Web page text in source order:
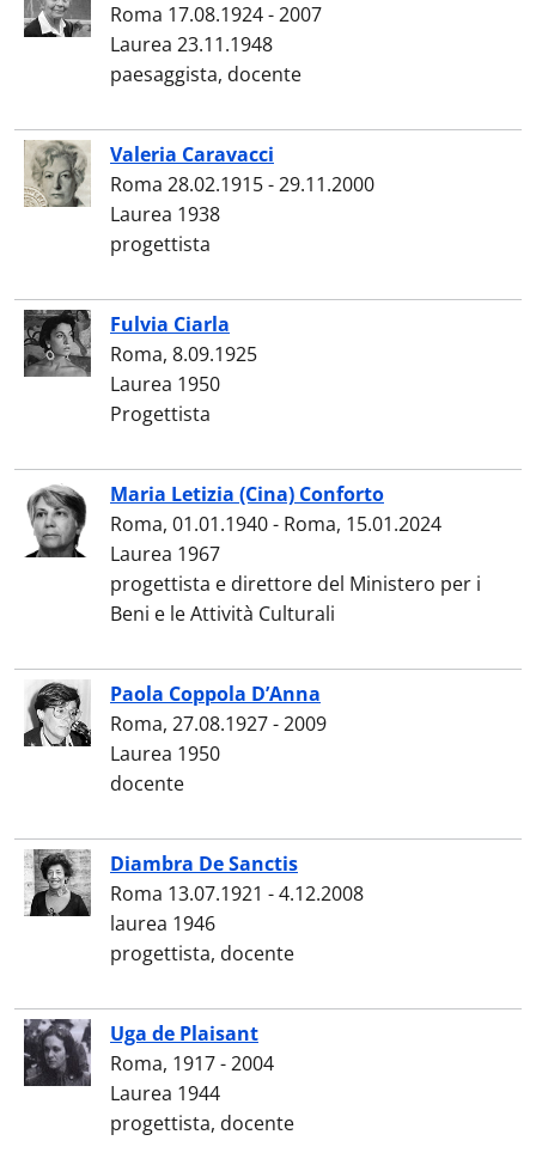
Roma 17.08.1924 - 2007
Laurea 23.11.1948
paesaggista, docente
Valeria Caravacci
Roma 28.02.1915 - 29.11.2000
Laurea 1938
progettista
Fulvia Ciarla
Roma, 8.09.1925
Laurea 1950
Progettista
Maria Letizia (Cina) Conforto
Roma, 01.01.1940 - Roma, 15.01.2024
Laurea 1967
progettista e direttore del Ministero per i
Beni e le Attività Culturali
Paola Coppola D’Anna
Roma, 27.08.1927 - 2009
Laurea 1950
docente
Diambra De Sanctis
Roma 13.07.1921 - 4.12.2008
laurea 1946
progettista, docente
Uga de Plaisant
Roma, 1917 - 2004
Laurea 1944
progettista, docente